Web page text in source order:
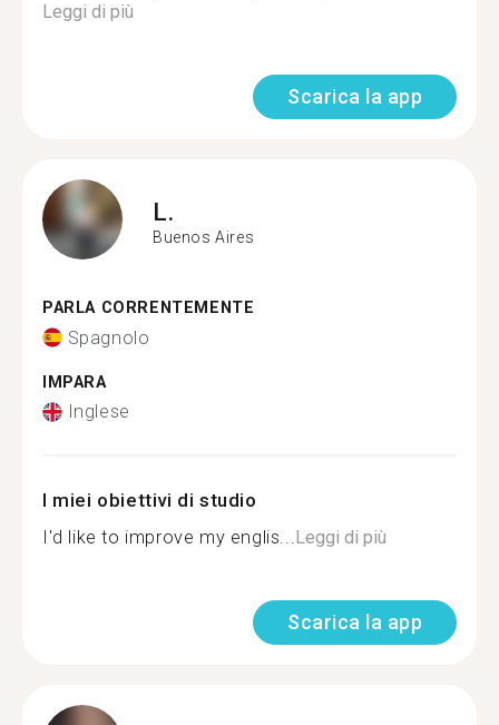
Leggi di più
Scarica la app
L.
Buenos Aires
PARLA CORRENTEMENTE
Spagnolo
IMPARA
Inglese
I miei obiettivi di studio
I'd like to improve my englis...Leggi di più
Scarica la app